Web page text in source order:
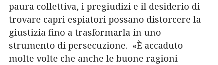
paura collettiva, i pregiudizi e il desiderio di
trovare capri espiatori possano distorcere la
giustizia fino a trasformarla in uno
strumento di persecuzione. «È accaduto
molte volte che anche le buone ragioni